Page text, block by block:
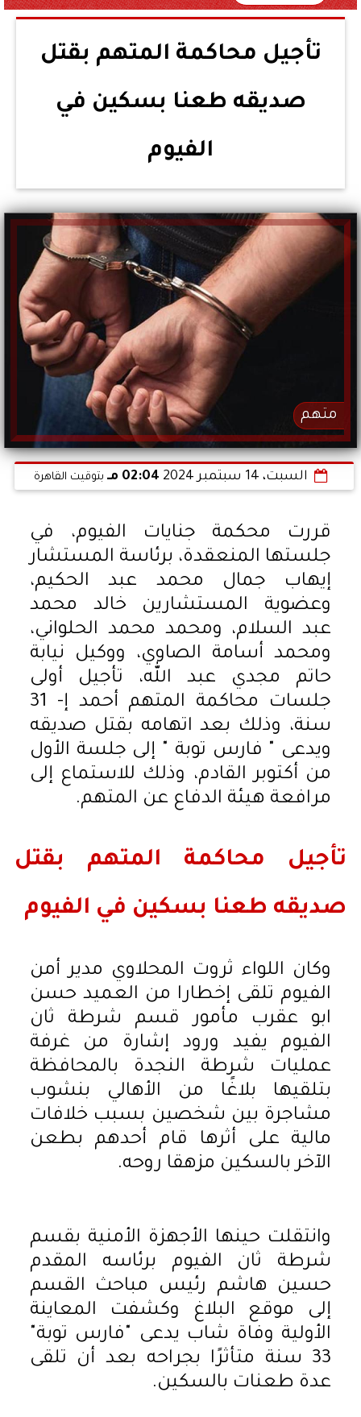
تأجيل محاكمة المتهم بقتل
صديقه طعنا بسكين في
الفيوم
متهم
السبت، 14 سبتمبر 2024 02:04 مـ بتوقيت القاهرة
قررت محكمة جنايات الفيوم، في
جلستها المنعقدة، برئاسة المستشار
إيهاب جمال محمد عبد الحكيم،
وعضوية المستشارين خالد محمد
عبد السلام، ومحمد محمد الحلواني،
ومحمد أسامة الصاوي، ووكيل نيابة
حاتم مجدي عبد الله، تأجيل أولى
جلسات محاكمة المتهم أحمد إ- 31
سنة، وذلك بعد اتهامه بقتل صديقه
ويدعى " فارس توبة " إلى جلسة الأول
من أكتوبر القادم، وذلك للاستماع إلى
مرافعة هيئة الدفاع عن المتهم.
تأجيل محاكمة المتهم بقتل
صديقه طعنا بسكين في الفيوم
وكان اللواء ثروت المحلاوي مدير أمن
الفيوم تلقى إخطارا من العميد حسن
ابو عقرب مأمور قسم شرطة ثان
الفيوم يفيد ورود إشارة من غرفة
عمليات شرطة النجدة بالمحافظة
بتلقيها بلاغًا من الأهالي بنشوب
مشاجرة بين شخصين بسبب خلافات
مالية على أثرها قام أحدهم بطعن
الآخر بالسكين مزهقا روحه.
وانتقلت حينها الأجهزة الأمنية بقسم
شرطة ثان الفيوم برئاسه المقدم
حسين هاشم رئيس مباحث القسم
إلى موقع البلاغ وكشفت المعاينة
الأولية وفاة شاب يدعى "فارس توبة"
33 سنة متأثرًا بجراحه بعد أن تلقى
عدة طعنات بالسكين.